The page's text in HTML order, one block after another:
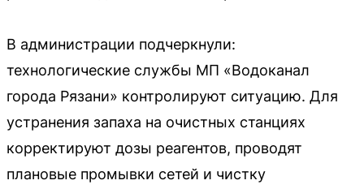
В администрации подчеркнули:
технологические службы МП «Водоканал
города Рязани» контролируют ситуацию. Для
устранения запаха на очистных станциях
корректируют дозы реагентов, проводят
плановые промывки сетей и чистку